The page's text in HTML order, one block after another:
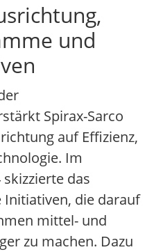
und
Spirax-Sarco
auf Effizienz,
Im
das
die darauf
mittel- und
zu machen. Dazu